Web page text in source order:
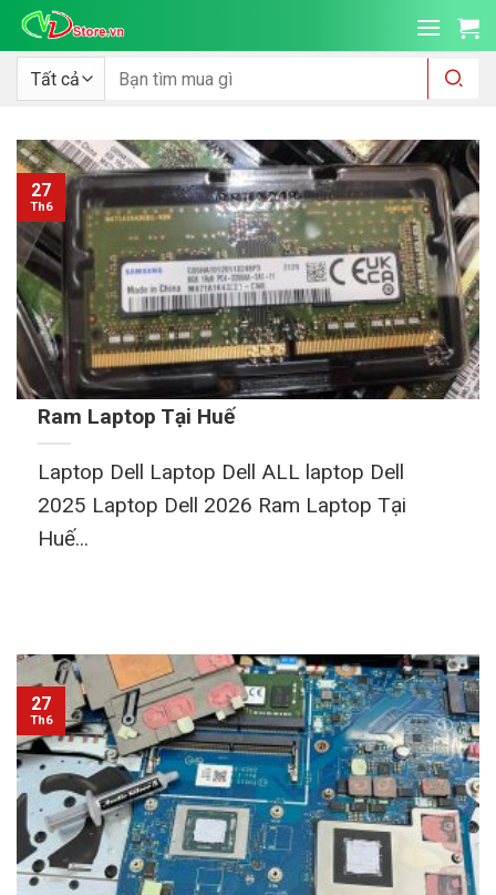
qua
dung
Tìm
kiếm:
Ram Laptop Tại Huế
Laptop Dell Laptop Dell ALL laptop Dell
2025 Laptop Dell 2026 Ram Laptop Tại
Huế...
27
Th6
27
Th6